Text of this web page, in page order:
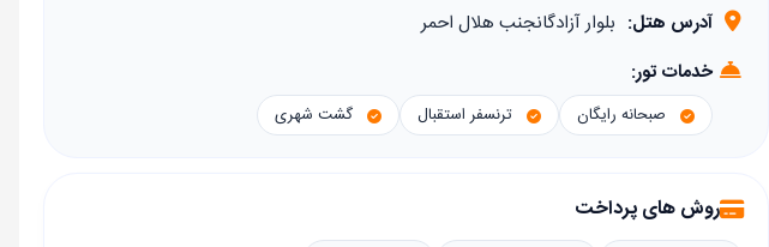
آدرس هتل: بلوار آزادگانجنب هلال احمر
خدمات تور:
صبحانه رایگان ترنسفر استقبال گشت شهری
روش های پرداخت